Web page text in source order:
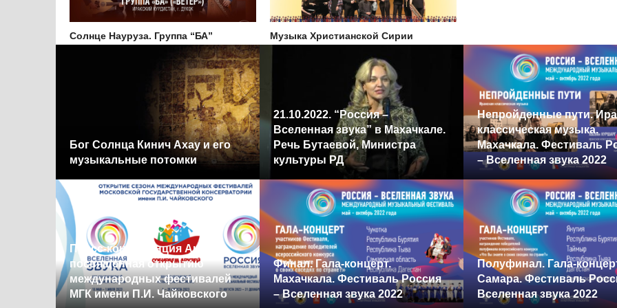
Солнце Науруза. Группа “БА” Музыка Христианской Сирии
21.10.2022. “Россия –
Вселенная звука” в Махачкале.
Речь Бутаевой, Министра
культуры РД
Финал. Гала-концерт.
Махачкала. Фестиваль Россия
– Вселенная звука 2022
Непройденные пути. Иранская
классическая музыка.
Махачкала. Фестиваль Россия
– Вселенная звука 2022
Полуфинал. Гала-концерт.
Самара. Фестиваль Россия –
Вселенная звука 2022
Второй гала-концерт.
Вселенная звука 2022
zov_world 15.10.2022